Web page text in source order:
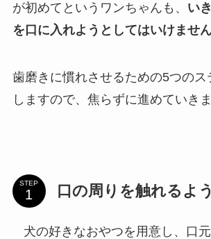
が初めてというワンちゃんも、 い
を口に入れようとしてはいけませ
歯磨きに慣れさせるための5つのス
しますので、焦らずに進めていきま
STEP 口の周りを触れるよ
犬の好きなおやつを用意し、口